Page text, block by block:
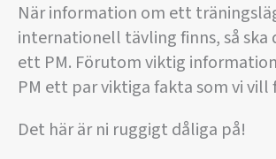
När information om ett
internationell tävling finns, så
ett PM. Förutom viktig
PM ett par viktiga fakta som vi vill
Det här är ni ruggigt dåliga på!